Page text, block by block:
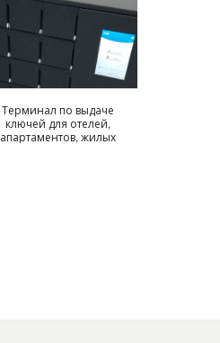
Терминал по выдаче
ключей для отелей,
апартаментов, жилых